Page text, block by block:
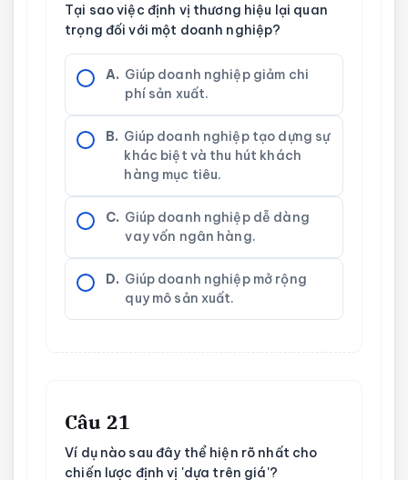
Tại sao việc định vị thương hiệu lại quan
trọng đối với một doanh nghiệp?
A. Giúp doanh nghiệp giảm chi
phí sản xuất.
B. Giúp doanh nghiệp tạo dựng sự
khác biệt và thu hút khách
hàng mục tiêu.
C. Giúp doanh nghiệp dễ dàng
vay vốn ngân hàng.
D. Giúp doanh nghiệp mở rộng
quy mô sản xuất.
Câu 21
Ví dụ nào sau đây thể hiện rõ nhất cho
chiến lược định vị 'dựa trên giá'?